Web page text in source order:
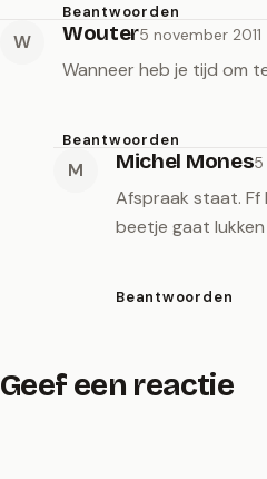
Beantwoorden
W Wouter5 november 2011
Wanneer heb je tijd om
Beantwoorden
M Michel Mones5
Afspraak staat. Ff
beetje gaat lukken
Beantwoorden
Geef een reactie